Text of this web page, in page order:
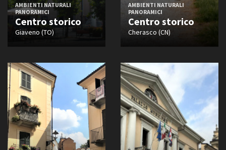
AMBIENTI NATURALI
PANORAMICI
Centro storico
Giaveno (TO)
AMBIENTI NATURALI
PANORAMICI
Centro storico
Cherasco (CN)